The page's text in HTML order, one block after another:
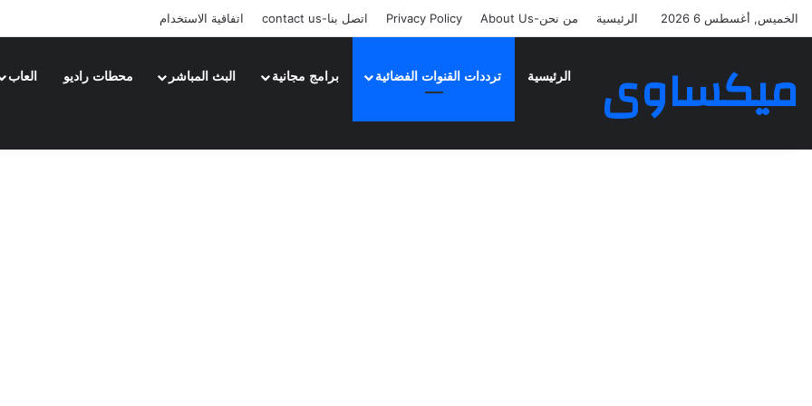
الخميس, أغسطس 6 2026 الرئيسية من نحن-About Us Privacy Policy اتصل بنا-contact us اتفاقية الاستخدام
ميكساوى الرئيسية ترددات القنوات الفضائية برامج مجانية البث المباشر محطات راديو العاب